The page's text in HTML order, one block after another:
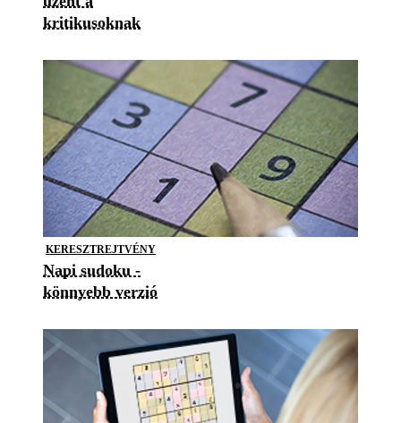
kritikusoknak
KERESZTREJTVÉNY
Napi sudoku -
könnyebb verzió